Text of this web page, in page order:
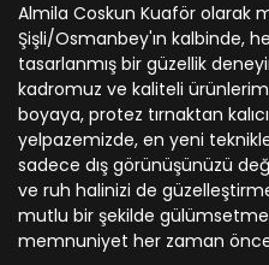
Almila Coskun Kuaför olarak
Şişli/Osmanbey'ın kalbinde,
tasarlanmış bir güzellik
kadromuz ve kaliteli
boyaya, protez tırnaktan
yelpazemizde, en yeni
sadece dış görünüşünüzü
ve ruh halinizi de
mutlu bir şekilde
memnuniyet her zaman